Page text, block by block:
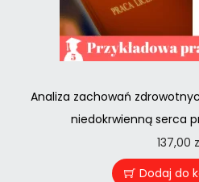
Analiza zachowań
niedokrwienną serca
137,00
Dodaj do